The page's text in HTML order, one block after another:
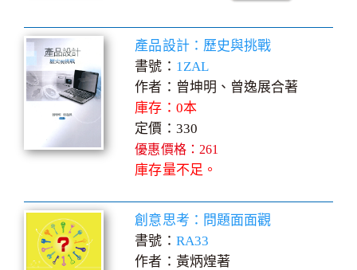
產品設計：歷史與挑戰
書號： 1ZAL
作者：曾坤明、曾逸展合著
庫存：0本
定價：330
優惠價格：261
庫存量不足。
創意思考：問題面面觀
書號： RA33
作者：黃炳煌著